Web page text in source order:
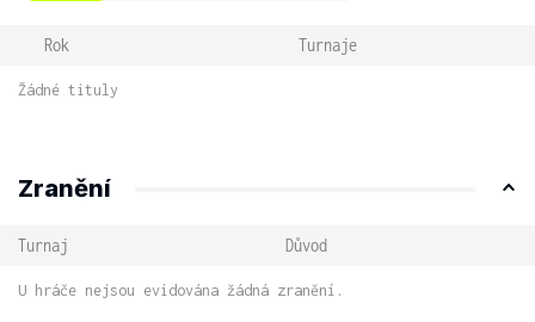
Rok Turnaje
Žádné tituly
Zranění
Turnaj Důvod
U hráče nejsou evidována žádná zranění.